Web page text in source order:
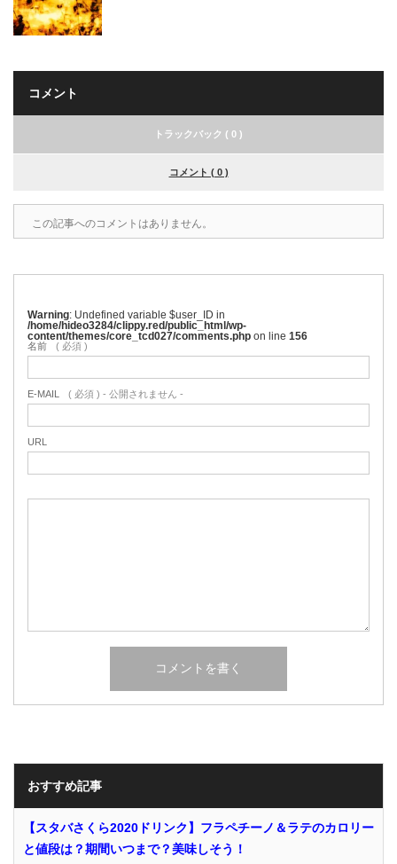
コメント
トラックバック ( 0 )
コメント ( 0 )
この記事へのコメントはありません。
Warning : Undefined variable $user_ID in
/home/hideo3284/clippy.red/public_html/wp-
content/themes/core_tcd027/comments.php on line 156
名前 ( 必須 )
E-MAIL ( 必須 ) - 公開されません -
URL
おすすめ記事
【スタバさくら2020ドリンク】フラペチーノ＆ラテのカロリー
と値段は？期間いつまで？美味しそう！